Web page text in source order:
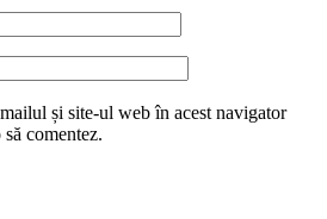
și site-ul web în acest navigator
comentez.